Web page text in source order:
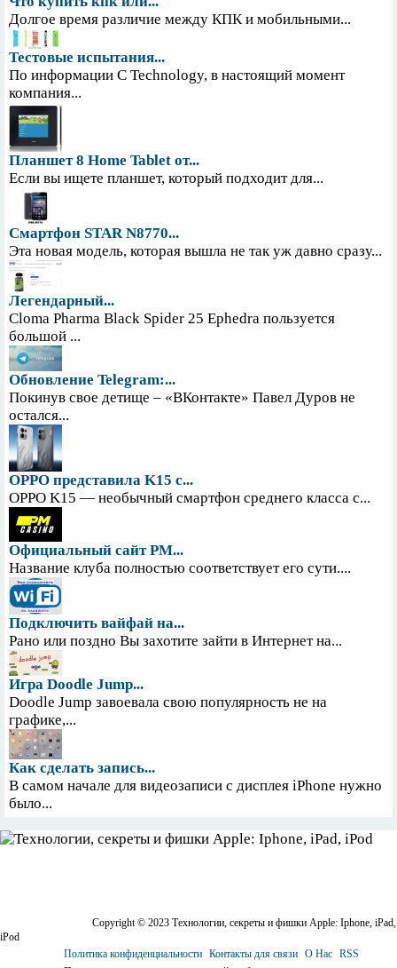
Долгое время различие между КПК и мобильными...
Тестовые испытания...
По информации С Technology, в настоящий момент
компания...
Планшет 8 Home Tablet от...
Если вы ищете планшет, который подходит для...
Смартфон STAR N8770...
Эта новая модель, которая вышла не так уж давно сразу...
Легендарный...
Cloma Pharma Black Spider 25 Ephedra пользуется
большой ...
Обновление Telegram:...
Покинув свое детище – «ВКонтакте» Павел Дуров не
остался...
OPPO представила K15 с...
OPPO K15 — необычный смартфон среднего класса с...
Официальный сайт PM...
Название клуба полностью соответствует его сути....
Подключить вайфай на...
Рано или поздно Вы захотите зайти в Интернет на...
Игра Doodle Jump...
Doodle Jump завоевала свою популярность не на
графике,...
Как сделать запись...
В самом начале для видеозаписи с дисплея iPhone нужно
было...
Copyright © 2023 Технологии, секреты и фишки Apple: Iphone, iPad,
iPod
Политика конфиденциальности Контакты для связи О Нас RSS